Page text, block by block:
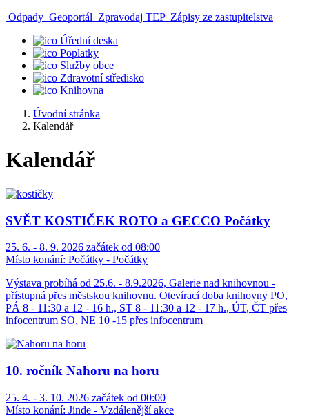
Odpady Geoportál Zpravodaj TEP Zápisy ze zastupitelstva
Úřední deska
Poplatky
Služby obce
Zdravotní středisko
Knihovna
Úvodní stránka
Kalendář
Kalendář
SVĚT KOSTIČEK ROTO a GECCO Počátky
25. 6. - 8. 9. 2026 začátek od 08:00
Místo konání: Počátky - Počátky
Výstava probíhá od 25.6. - 8.9.2026, Galerie nad knihovnou -
přístupná přes městskou knihovnu. Otevírací doba knihovny PO,
PÁ 8 - 11:30 a 12 - 16 h., ST 8 - 11:30 a 12 - 17 h., ÚT, ČT přes
infocentrum SO, NE 10 -15 přes infocentrum
10. ročník Nahoru na horu
25. 4. - 3. 10. 2026 začátek od 00:00
Místo konání: Jinde - Vzdálenější akce